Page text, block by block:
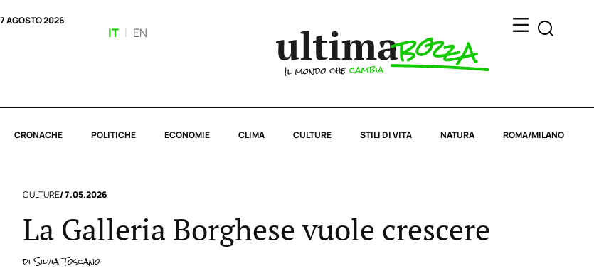
7 AGOSTO 2026
IT | EN
CRONACHE POLITICHE ECONOMIE CLIMA CULTURE STILI DI VITA NATURA ROMA/MILANO
CULTURE/ 7.05.2026
La Galleria Borghese vuole crescere
diSilvia Toscano